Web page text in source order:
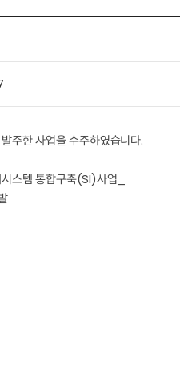
주한 사업을 수주하였습니다.
스템 통합구축(SI)사업_